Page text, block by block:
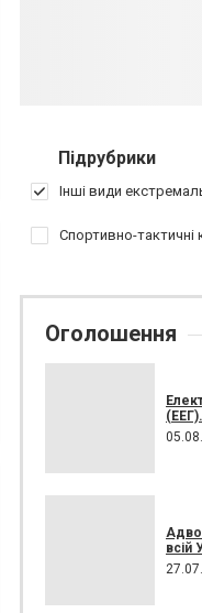
Підрубрики
Інші види
Спортивно-тактичні
Оголошення
всій